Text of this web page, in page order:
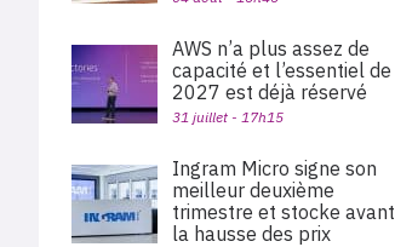
AWS n’a plus assez de
capacité et l’essentiel de
2027 est déjà réservé
31 juillet - 17h15
Ingram Micro signe son
meilleur deuxième
trimestre et stocke avant
la hausse des prix